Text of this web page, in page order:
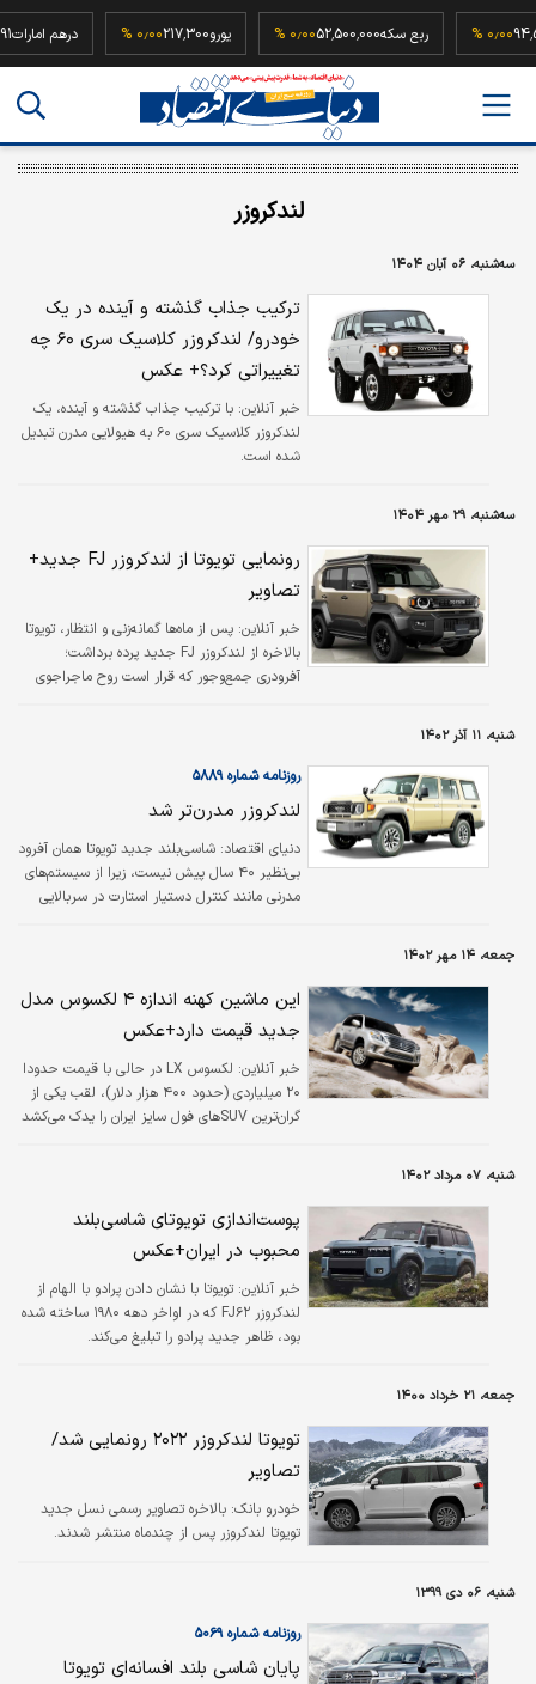
۰٫۰۰ % ربع سکه52,500,000 ۰٫۰۰ % یورو217,300 ۰٫۰۰ % درهم
لندکروزر
سه‌شنبه، ۰۶ آبان ۱۴۰۴
ترکیب جذاب گذشته و آینده در یک
خودرو/ لندکروزر کلاسیک سری ۶۰ چه
تغییراتی کرد؟+ عکس
خبر آنلاین: با ترکیب جذاب گذشته و آینده، یک
لندکروزر کلاسیک سری ۶۰ به هیولایی مدرن تبدیل
شده است.
سه‌شنبه، ۲۹ مهر ۱۴۰۴
رونمایی تویوتا از لندکروزر FJ جدید+
تصاویر
خبر آنلاین: پس از ماه‌ها گمانه‌زنی و انتظار، تویوتا
بالاخره از لندکروزر FJ جدید پرده برداشت؛
آفرودری جمع‌وجور که قرار است روح ماجراجوی
شنبه، ۱۱ آذر ۱۴۰۲
روزنامه شماره ۵۸۸۹
لندکروزر مدرن‌تر شد
دنیای اقتصاد: شاسی‌بلند جدید تویوتا همان آفرود
بی‌نظیر ۴۰ سال پیش نیست، زیرا از سیستم‌های
مدرنی مانند کنترل دستیار استارت در سربالایی
خودرو (VSC) و کنترل کشش فعال (A-TRC)
سازگار است. در ژاپن، لندکروزر تازه‌متولد‌شده سری
۷۰ منحصرا به عنوان یک شاسی‌بلند شش‌در با
موتور دیزلی عرضه می‌شود. در استرالیا اما این
خودرو را می‌توان با موتور V۸ دیزلی در اختیار
داشت، درحالی‌که امارات متحده عربی…
جمعه، ۱۴ مهر ۱۴۰۲
این ماشین کهنه‌ اندازه ۴ لکسوس مدل
جدید قیمت دارد+عکس
خبر آنلاین:
لکسوس LX در حالی با قیمت حدودا
۲۰ میلیاردی (حدود ۴۰۰ هزار دلار)، لقب یکی از
گران‌ترین SUVهای فول سایز ایران را یدک می‌کشد
شنبه، ۰۷ مرداد ۱۴۰۲
پوست‌اندازی تویوتای شاسی‌بلند
محبوب در ایران+عکس
خبر آنلاین: تویوتا با نشان دادن پرادو با الهام از
لندکروزر FJ۶۲ که در اواخر دهه ۱۹۸۰ ساخته شده
بود، ظاهر جدید پرادو را تبلیغ می‌کند.
جمعه، ۲۱ خرداد ۱۴۰۰
تویوتا لندکروزر ۲۰۲۲ رونمایی شد/
تصاویر
خودرو بانک: بالاخره تصاویر رسمی نسل جدید
تویوتا لندکروزر پس از چندماه منتشر شدند.
شنبه، ۰۶ دی ۱۳۹۹
روزنامه شماره ۵۰۶۹
پایان شاسی بلند افسانه‌ای تویوتا